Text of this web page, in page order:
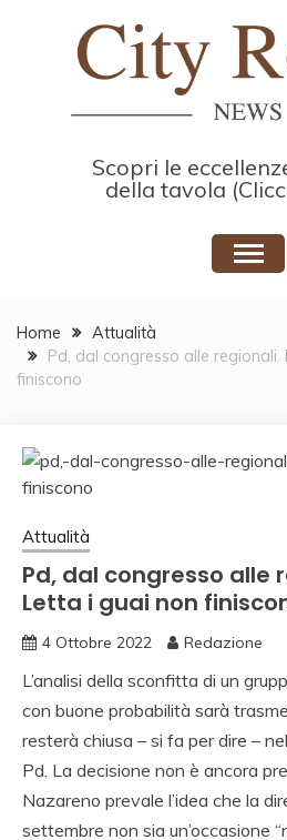
Scopri le
della tavola
Home
Attualità
Pd, dal congresso alle
finiscono
Attualità
Pd, dal congresso alle
Letta i guai non
4 Ottobre 2022 Redazione
L’analisi della sconfitta di un
con buone probabilità sarà
resterà chiusa – si fa per dire –
Pd. La decisione non è ancora
Nazareno prevale l’idea che la
settembre non sia un’occasione